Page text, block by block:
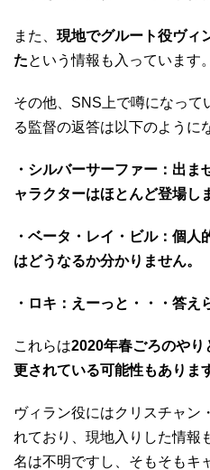
また、 現地でグルート役ヴィ
たという情報も入っています。
その他、SNS上で噂になって
る監督の返答は以下のように
・シルバーサーファー：出
ャラクターはほとんど登場し
・ベータ・レイ・ビル：個
はどうなるか分かりません。
・ロキ：えーっと・・・答え
これらは2020年春ごろのやり
更されている可能性もありま
ヴィラン役にはクリスチャン
れており、現地入りした情報
名は不明ですし、そもそもキ